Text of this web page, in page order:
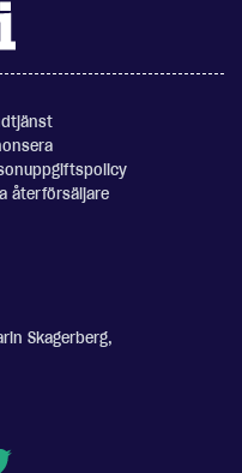
återförsäljare
Skagerberg,